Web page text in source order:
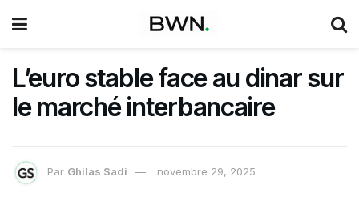
L’euro stable face au dinar sur
le marché interbancaire
Par Ghilas Sadi novembre 29, 2025